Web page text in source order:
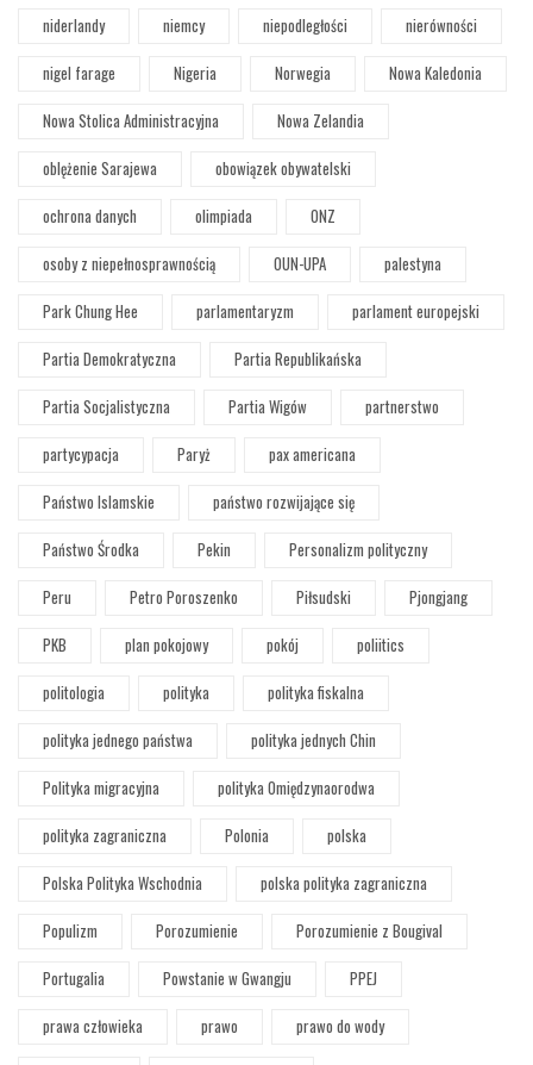
niderlandy
niemcy niepodległości
nierówności
nigel farage
Nigeria Norwegia
Nowa Kaledonia
Nowa Stolica Administracyjna
Nowa Zelandia
oblężenie Sarajewa
obowiązek obywatelski
ochrona danych
olimpiada
ONZ
osoby z niepełnosprawnością
OUN-UPA
palestyna
Park Chung Hee
parlamentaryzm
parlament europejski
Partia Demokratyczna
Partia Republikańska
Partia Socjalistyczna
Partia Wigów
partnerstwo
partycypacja
Paryż
pax americana
Państwo Islamskie
państwo rozwijające się
Państwo Środka
Pekin
Personalizm polityczny
Peru
Petro Poroszenko Piłsudski
Pjongjang
PKB
plan pokojowy pokój
poliitics
politologia
polityka
polityka fiskalna
polityka jednego państwa
polityka jednych Chin
Polityka migracyjna
polityka Omiędzynaorodwa
polityka zagraniczna
Polonia
polska
Polska Polityka Wschodnia
polska polityka zagraniczna
Populizm
Porozumienie
Porozumienie z Bougival
Portugalia
Powstanie w Gwangju
PPEJ
prawa człowieka
prawo
prawo do wody